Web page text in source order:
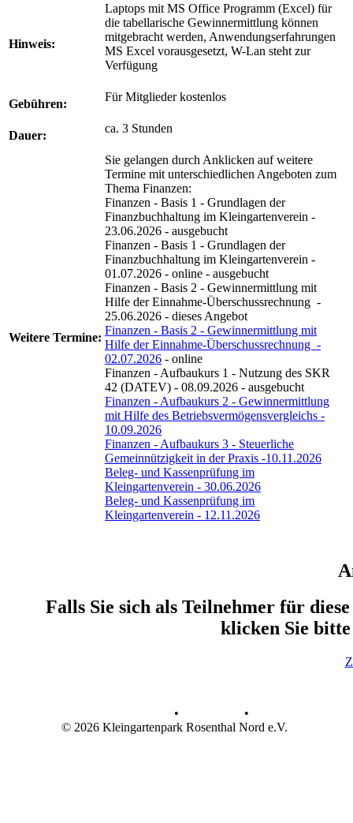
Hinweis:
Laptops mit MS Office Programm (Excel) für
die tabellarische Gewinnermittlung können
mitgebracht werden, Anwendungserfahrungen
MS Excel vorausgesetzt, W-Lan steht zur
Verfügung
Gebühren:
Für Mitglieder kostenlos
Dauer:
ca. 3 Stunden
Weitere Termine:
Sie gelangen durch Anklicken auf weitere
Termine mit unterschiedlichen Angeboten zum
Thema Finanzen:
Finanzen - Basis 1 - Grundlagen der
Finanzbuchhaltung im Kleingartenverein -
23.06.2026 - ausgebucht
Finanzen - Basis 1 - Grundlagen der
Finanzbuchhaltung im Kleingartenverein -
01.07.2026 - online - ausgebucht
Finanzen - Basis 2 - Gewinnermittlung mit
Hilfe der Einnahme-Überschussrechnung -
25.06.2026 - dieses Angebot
Finanzen - Basis 2 - Gewinnermittlung mit
Hilfe der Einnahme-Überschussrechnung -
02.07.2026 - online
Finanzen - Aufbaukurs 1 - Nutzung des SKR
42 (DATEV) - 08.09.2026 - ausgebucht
Finanzen - Aufbaukurs 2 - Gewinnermittlung
mit Hilfe des Betriebsvermögensvergleichs -
10.09.2026
Finanzen - Aufbaukurs 3 - Steuerliche
Gemeinnützigkeit in der Praxis -10.11.2026
Beleg- und Kassenprüfung im
Kleingartenverein - 30.06.2026
Beleg- und Kassenprüfung im
Kleingartenverein - 12.11.2026
Falls Sie sich als Teilnehmer für
klicken Sie
•
•
© 2026 Kleingartenpark Rosenthal Nord e.V.